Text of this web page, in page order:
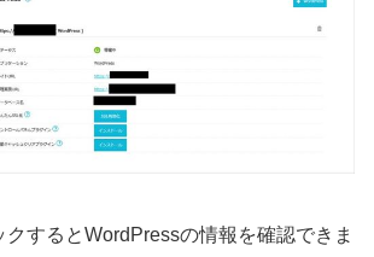
クするとWordPressの情報を確認できま